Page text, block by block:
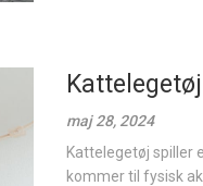
Kattelegetøj
maj 28, 2024
Kattelegetøj spiller
kommer til fysisk